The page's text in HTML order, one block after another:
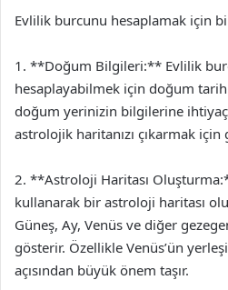
Evlilik burcunu hesaplamak için
1. **Doğum Bilgileri:** Evlilik
hesaplayabilmek için doğum
doğum yerinizin bilgilerine ihtiyaç
astrolojik haritanızı çıkarmak için
2. **Astroloji Haritası
kullanarak bir astroloji haritası
Güneş, Ay, Venüs ve diğer
gösterir. Özellikle Venüs’ün
açısından büyük önem taşır.